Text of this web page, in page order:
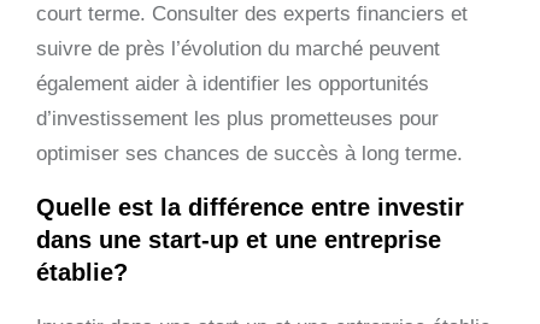
court terme. Consulter des experts financiers et
suivre de près l’évolution du marché peuvent
également aider à identifier les opportunités
d’investissement les plus prometteuses pour
optimiser ses chances de succès à long terme.
Quelle est la différence entre investir
dans une start-up et une entreprise
établie?